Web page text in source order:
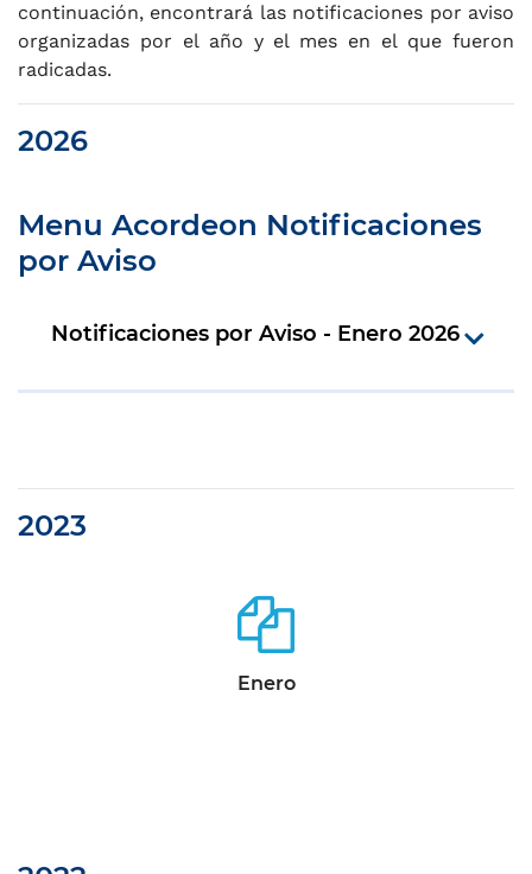
continuación, encontrará las notificaciones por aviso
organizadas por el año y el mes en el que fueron
radicadas.
2026
Menu Acordeon Notificaciones
por Aviso
Notificaciones por Aviso - Enero 2026
2023
Enero